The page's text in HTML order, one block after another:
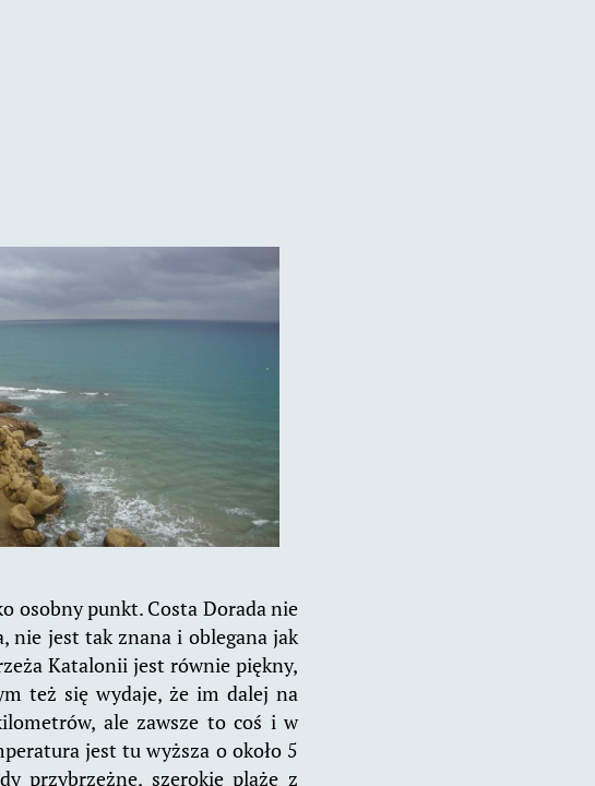
osobny punkt. Costa Dorada nie
nie jest tak znana i oblegana jak
Katalonii jest równie piękny,
też się wydaje, że im dalej na
ale zawsze to coś i w
jest tu wyższa o około 5
przybrzeżne, szerokie plaże z